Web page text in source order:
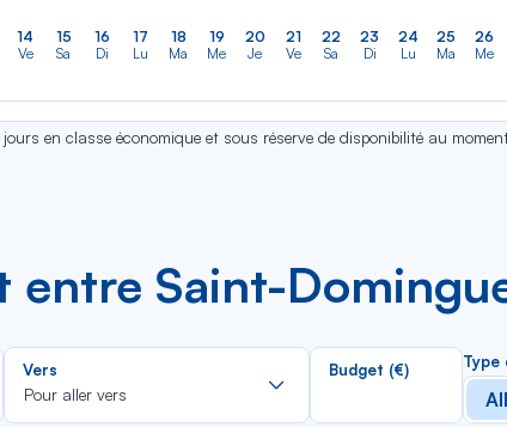
14
Ve
15
Sa
16
Di
17
Lu
18
Ma
19
Me
20
Je
21
Ve
22
Sa
23
Di
24
Lu
25
Ma
26
Me
en classe économique et sous réserve de disponibilité au
entre Saint-
Rechercher
dans
la
Vers
Pour aller vers
Rechercher
la
Budget (€) Type